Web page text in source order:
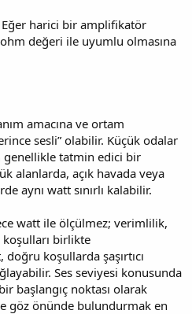
harici bir amplifikatör
değeri ile uyumlu olmasına
amacına ve ortam
sesli” olabilir. Küçük odalar
genellikle tatmin edici bir
alanlarda, açık havada veya
aynı watt sınırlı kalabilir.
watt ile ölçülmez; verimlilik,
birlikte
koşullarda şaşırtıcı
Ses seviyesi konusunda
başlangıç noktası olarak
göz önünde bulundurmak en